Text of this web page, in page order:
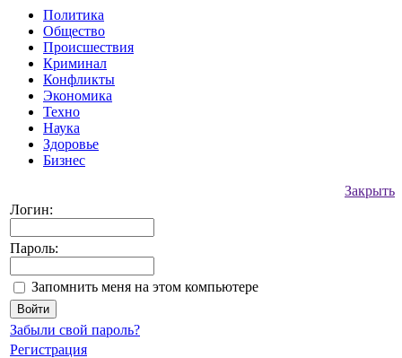
Политика
Общество
Происшествия
Криминал
Конфликты
Экономика
Техно
Наука
Здоровье
Бизнес
Закрыть
Логин:
Пароль:
Запомнить меня на этом компьютере
Забыли свой пароль?
Регистрация